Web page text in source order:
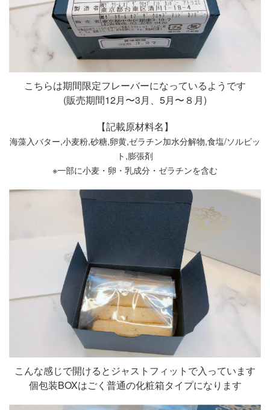
こちらは期間限定フレーバーになっているようです
(販売期間12月〜3月、5月〜８月)
【記載原材料名】
海藻入バター,小麦粉,砂糖,卵黄,ゼラチン加水分解物,食塩/ソルビッ
ト,膨張剤
※一部に小麦・卵・乳成分・ゼラチンを含む
こんな感じで開けるとジャストフィットで入っています
個包装BOXはごく普通の化粧箱タイプになります